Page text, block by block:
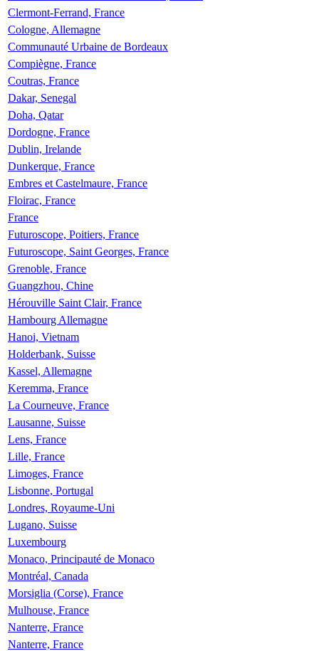
Clermont-Ferrand, France
Cologne, Allemagne
Communauté Urbaine de Bordeaux
Compiègne, France
Coutras, France
Dakar, Senegal
Doha, Qatar
Dordogne, France
Dublin, Irelande
Dunkerque, France
Embres et Castelmaure, France
Floirac, France
France
Futuroscope, Poitiers, France
Futuroscope, Saint Georges, France
Grenoble, France
Guangzhou, Chine
Hérouville Saint Clair, France
Hambourg Allemagne
Hanoi, Vietnam
Holderbank, Suisse
Kassel, Allemagne
Keremma, France
La Courneuve, France
Lausanne, Suisse
Lens, France
Lille, France
Limoges, France
Lisbonne, Portugal
Londres, Royaume-Uni
Lugano, Suisse
Luxembourg
Monaco, Principauté de Monaco
Montréal, Canada
Morsiglia (Corse), France
Mulhouse, France
Nanterre, France
Nanterre, France